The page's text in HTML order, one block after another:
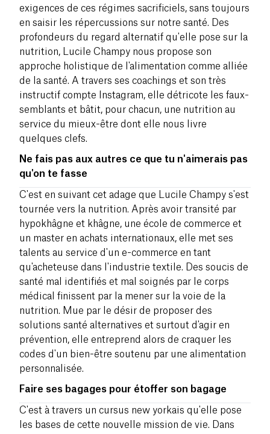
exigences de ces régimes sacrificiels, sans toujours
en saisir les répercussions sur notre santé. Des
profondeurs du regard alternatif qu'elle pose sur la
nutrition, Lucile Champy nous propose son
approche holistique de l'alimentation comme alliée
de la santé. A travers ses coachings et son très
instructif compte Instagram, elle détricote les faux-
semblants et bâtit, pour chacun, une nutrition au
service du mieux-être dont elle nous livre
quelques clefs.
Ne fais pas aux autres ce que tu n'aimerais pas
qu'on te fasse
C'est en suivant cet adage que Lucile Champy s'est
tournée vers la nutrition. Après avoir transité par
hypokhâgne et khâgne, une école de commerce et
un master en achats internationaux, elle met ses
talents au service d'un e-commerce en tant
qu'acheteuse dans l'industrie textile. Des soucis de
santé mal identifiés et mal soignés par le corps
médical finissent par la mener sur la voie de la
nutrition. Mue par le désir de proposer des
solutions santé alternatives et surtout d'agir en
prévention, elle entreprend alors de craquer les
codes d'un bien-être soutenu par une alimentation
personnalisée.
Faire ses bagages pour étoffer son bagage
C'est à travers un cursus new yorkais qu'elle pose
les bases de cette nouvelle mission de vie. Dans